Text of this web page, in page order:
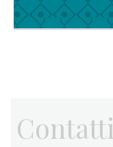
Contatti